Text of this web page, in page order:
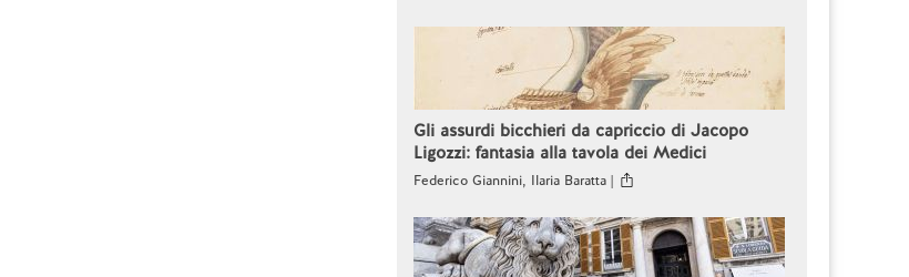
Gli assurdi bicchieri da capriccio di Jacopo
Ligozzi: fantasia alla tavola dei Medici
Federico Giannini, Ilaria Baratta |